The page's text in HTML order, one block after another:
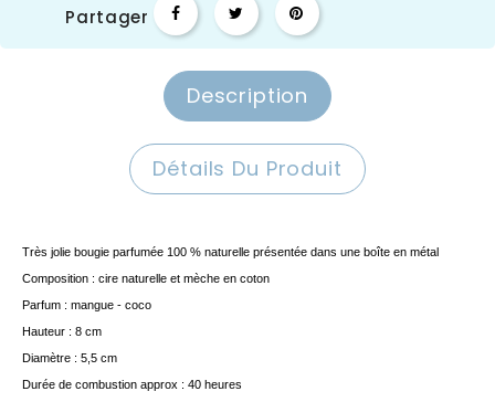
Partager
Description
Détails Du Produit
Très jolie bougie parfumée 100 % naturelle présentée dans une boîte en métal
Composition : cire naturelle et mèche en coton
Parfum : mangue - coco
Hauteur : 8 cm
Diamètre : 5,5 cm
Durée de combustion approx : 40 heures